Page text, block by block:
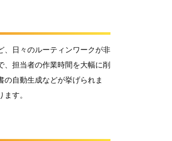
、日々のルーティンワークが非
担当者の作業時間を大幅に削
自動生成などが挙げられま
す。